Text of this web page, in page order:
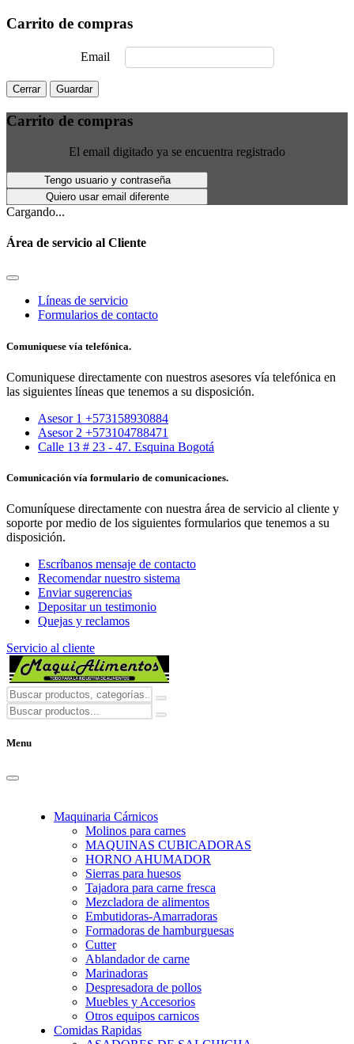
Carrito de compras
Email
Cerrar Guardar
Carrito de compras
El email digitado ya se encuentra registrado
Tengo usuario y contraseña
Quiero usar email diferente
Cargando...
Área de servicio al Cliente
Líneas de servicio
Formularios de contacto
Comuniquese vía telefónica.
Comuniquese directamente con nuestros asesores vía telefónica en
las siguientes líneas que tenemos a su disposición.
Asesor 1 +573158930884
Asesor 2 +573104788471
Calle 13 # 23 - 47. Esquina Bogotá
Comunicación vía formulario de comunicaciones.
Comuníquese directamente con nuestra área de servicio al cliente y
soporte por medio de los siguientes formularios que tenemos a su
disposición.
Escríbanos mensaje de contacto
Recomendar nuestro sistema
Enviar sugerencias
Depositar un testimonio
Quejas y reclamos
Servicio al cliente
Menu
Maquinaria Cárnicos
Molinos para carnes
MAQUINAS CUBICADORAS
HORNO AHUMADOR
Sierras para huesos
Tajadora para carne fresca
Mezcladora de alimentos
Embutidoras-Amarradoras
Formadoras de hamburguesas
Cutter
Ablandador de carne
Marinadoras
Despresadora de pollos
Muebles y Accesorios
Otros equipos carnicos
Comidas Rapidas